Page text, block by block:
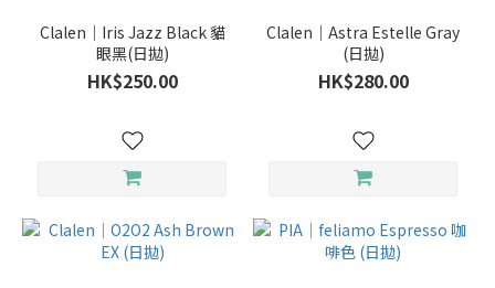
Clalen｜Iris Jazz Black 貓
眼黑(日拋)
HK$250.00
Clalen｜Astra Estelle Gray
(日拋)
HK$280.00